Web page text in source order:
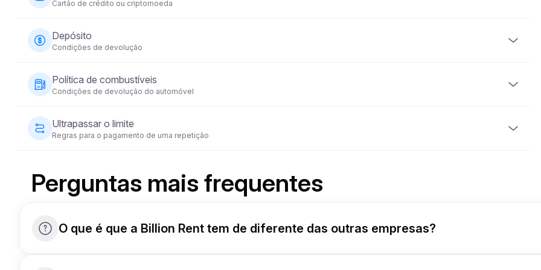
exigir que o condutor tenha a sua carta de condução há pelo menos 2 anos.
Cartão de crédito ou criptomoeda
O pagamento do aluguer de veículos pode ser efectuado com cartão de crédito ou moeda criptográfica. O
pagamento total é exigido no momento da reserva para garantir a sua reserva.
Depósito
Condições de devolução
Será exigido um depósito de segurança reembolsável antes da entrega do veículo. O montante da caução varia
consoante a categoria do veículo e será devolvido no prazo de 5 a 10 dias úteis após a devolução do veículo em
condições aceitáveis.
Política de combustíveis
Condições de devolução do automóvel
O veículo deve ser devolvido com o mesmo nível de combustível que tinha quando foi fornecido.
Ultrapassar o limite
Regras para o pagamento de uma repetição
Perguntas mais frequentes
O que é que a Billion Rent tem de diferente das outras empresas?